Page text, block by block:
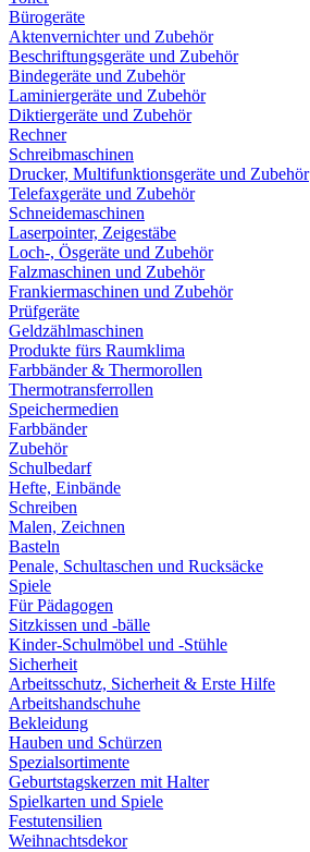
Bürogeräte
Aktenvernichter und Zubehör
Beschriftungsgeräte und Zubehör
Bindegeräte und Zubehör
Laminiergeräte und Zubehör
Diktiergeräte und Zubehör
Rechner
Schreibmaschinen
Drucker, Multifunktionsgeräte und Zubehör
Telefaxgeräte und Zubehör
Schneidemaschinen
Laserpointer, Zeigestäbe
Loch-, Ösgeräte und Zubehör
Falzmaschinen und Zubehör
Frankiermaschinen und Zubehör
Prüfgeräte
Geldzählmaschinen
Produkte fürs Raumklima
Farbbänder & Thermorollen
Thermotransferrollen
Speichermedien
Farbbänder
Zubehör
Schulbedarf
Hefte, Einbände
Schreiben
Malen, Zeichnen
Basteln
Penale, Schultaschen und Rucksäcke
Spiele
Für Pädagogen
Sitzkissen und -bälle
Kinder-Schulmöbel und -Stühle
Sicherheit
Arbeitsschutz, Sicherheit & Erste Hilfe
Arbeitshandschuhe
Bekleidung
Hauben und Schürzen
Spezialsortimente
Geburtstagskerzen mit Halter
Spielkarten und Spiele
Festutensilien
Weihnachtsdekor